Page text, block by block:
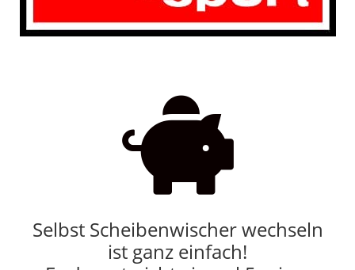

Selbst Scheibenwischer wechseln
ist ganz einfach!